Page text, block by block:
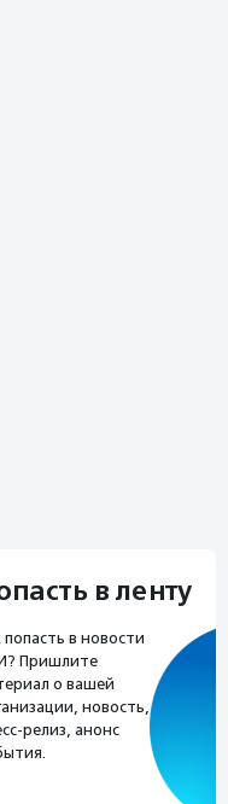
в ленту
попасть в новости
Пришлите
о вашей
новость,
релиз, анонс